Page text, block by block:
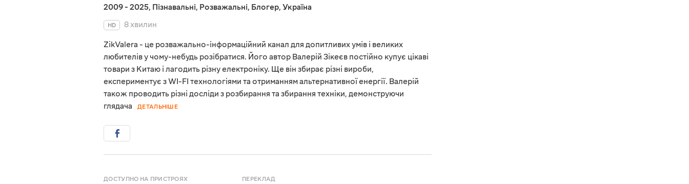
2009 - 2025, Пізнавальні, Розважальні, Блогер, Україна
HD
8 хвилин
ZikValera - це розважально-інформаційний канал для допитливих умів і великих
любителів у чому-небудь розібратися. Його автор Валерій Зікеєв постійно купує цікаві
товари з Китаю і лагодить різну електроніку. Ще він збирає різні вироби,
експериментує з WI-FI технологіями та отриманням альтернативної енергії. Валерій
також проводить різні досліди з розбирання та збирання техніки, демонструючи
глядача
ДЕТАЛЬНІШЕ
ДОСТУПНО НА ПРИСТРОЯХ
ПЕРЕКЛАД